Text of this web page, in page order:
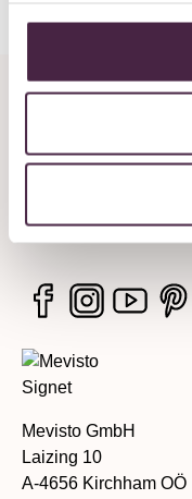
Legal information
Services
Mevisto GmbH
Laizing 10
A-4656 Kirchham OÖ